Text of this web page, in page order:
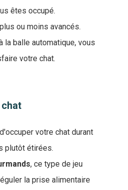
êtes occupé.
ou moins avancés.
la balle automatique, vous
votre chat.
votre chat durant
plutôt étirées.
, ce type de jeu
la prise alimentaire